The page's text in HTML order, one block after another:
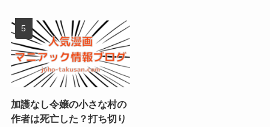
加護なし令嬢の小さな村の
作者は死亡した？打ち切り